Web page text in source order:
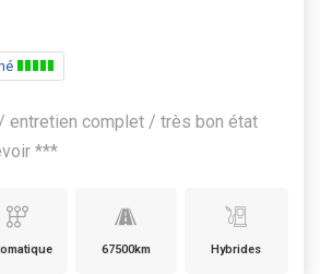
entretien complet / très bon état
***
67500km Hybrides